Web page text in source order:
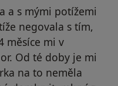
a s mými potížemi
negovala s tím,
měsíce mi v
Od té doby je mi
na to neměla